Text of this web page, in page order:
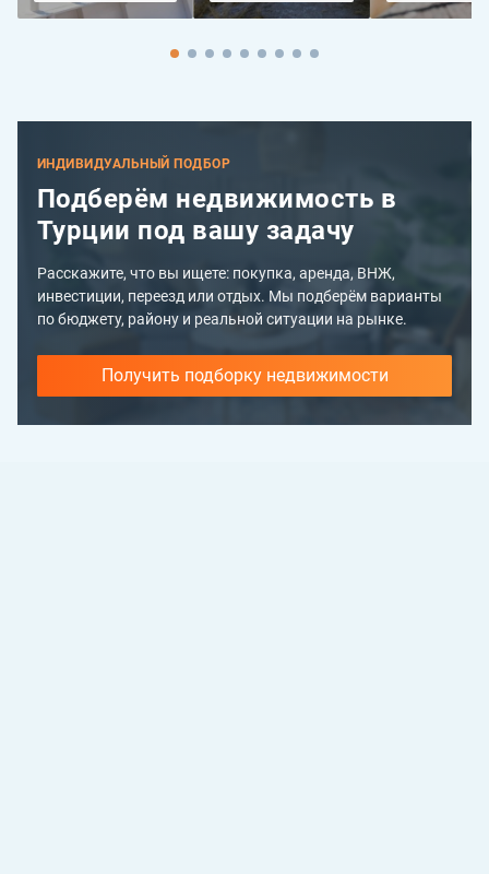
ИНДИВИДУАЛЬНЫЙ ПОДБОР
Подберём недвижимость в
Турции под вашу задачу
Расскажите, что вы ищете: покупка, аренда, ВНЖ,
инвестиции, переезд или отдых. Мы подберём варианты
по бюджету, району и реальной ситуации на рынке.
Получить подборку недвижимости